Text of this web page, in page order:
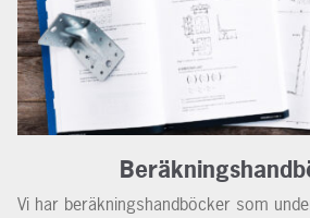
Vi har beräkningshandböcker som